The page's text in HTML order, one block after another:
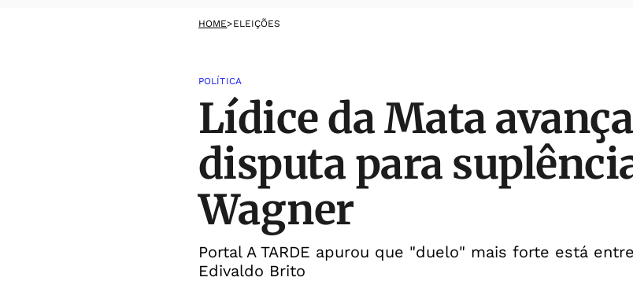
HOME>ELEIÇÕES
POLÍTICA
Lídice da Mata
disputa para
Wagner
Portal A TARDE apurou que "duelo" mais forte está
Edivaldo Brito